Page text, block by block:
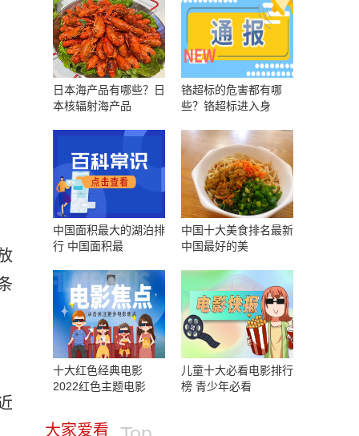
日本海产品有哪些？日
本核辐射海产品
铬超标的危害都有哪
些？铬超标进入身
中国面积最大的湖泊排
行 中国面积最
中国十大美食排名最新
中国最好的美
十大红色经典电影
2022红色主题电影
儿童十大必看电影排行
榜 青少年必看
大家爱看